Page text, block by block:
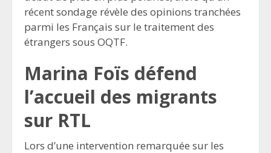
récent sondage révèle des opinions tranchées
parmi les Français sur le traitement des
étrangers sous OQTF.
Marina Foïs défend
l’accueil des migrants
sur RTL
Lors d’une intervention remarquée sur les